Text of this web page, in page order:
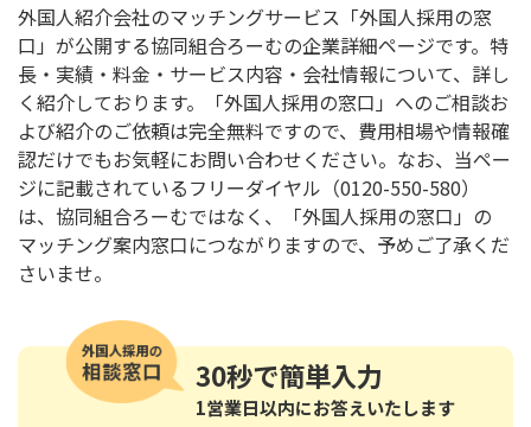
外国人紹介会社のマッチングサービス「外国人採用の窓
口」が公開する協同組合ろーむの企業詳細ページです。特
長・実績・料金・サービス内容・会社情報について、詳し
く紹介しております。「外国人採用の窓口」へのご相談お
よび紹介のご依頼は完全無料ですので、費用相場や情報確
認だけでもお気軽にお問い合わせください。なお、当ペー
ジに記載されているフリーダイヤル（0120-550-580）
は、協同組合ろーむではなく、「外国人採用の窓口」の
マッチング案内窓口につながりますので、予めご了承くだ
さいませ。
30秒で簡単入力
1営業日以内にお答えいたします